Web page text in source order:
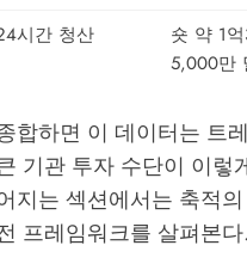
시간 청산
숏 약 1
5,000만
합하면 이 데이터는 트
기관 투자 수단이 이렇
지는 섹션에서는 축적
프레임워크를 살펴본다.